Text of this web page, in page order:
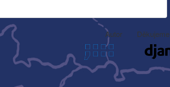
Autor Děkujeme